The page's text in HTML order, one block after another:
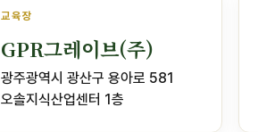
교육장
GPR그레이브(주)
광주광역시 광산구 용아로 581
오솔지식산업센터 1층